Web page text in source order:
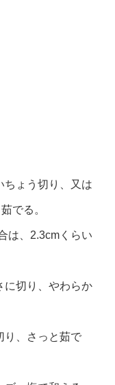
ょう切り、又は
でる。
は、2.3cmくらい
切り、やわらか
、さっと茹で